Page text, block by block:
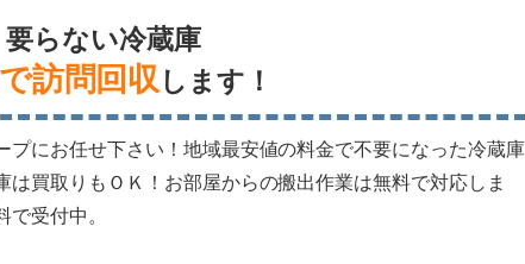
要らない冷蔵庫
訪問回収します！
プにお任せ下さい！地域最安値の料金で不要になった冷蔵庫
買取りもＯＫ！お部屋からの搬出作業は無料で対応しま
受付中。